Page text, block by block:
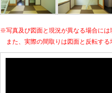
※写真及び図面と現況が異なる場合には
また、実際の間取りは図面と反転する